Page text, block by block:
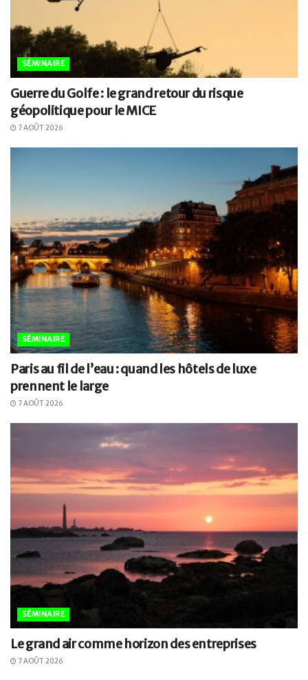
SÉMINAIRE
Guerre du Golfe : le grand retour du risque
géopolitique pour le MICE
7 AOÛT 2026
SÉMINAIRE
Paris au fil de l’eau : quand les hôtels de luxe
prennent le large
7 AOÛT 2026
SÉMINAIRE
Le grand air comme horizon des entreprises
7 AOÛT 2026